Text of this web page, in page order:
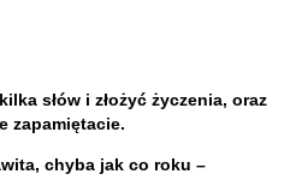
słów i złożyć życzenia, oraz
zapamiętacie.
chyba jak co roku –